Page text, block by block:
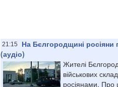
21:15
На Бєлгородщині росіяни
(аудіо)
Жителі
військових
росіянами. Про